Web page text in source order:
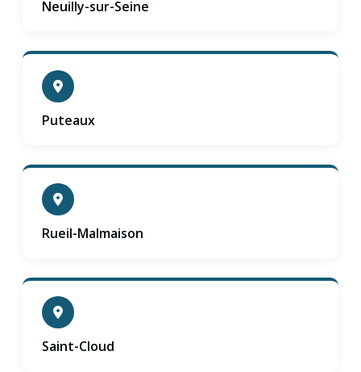
Neuilly-sur-Seine
Puteaux
Rueil-Malmaison
Saint-Cloud